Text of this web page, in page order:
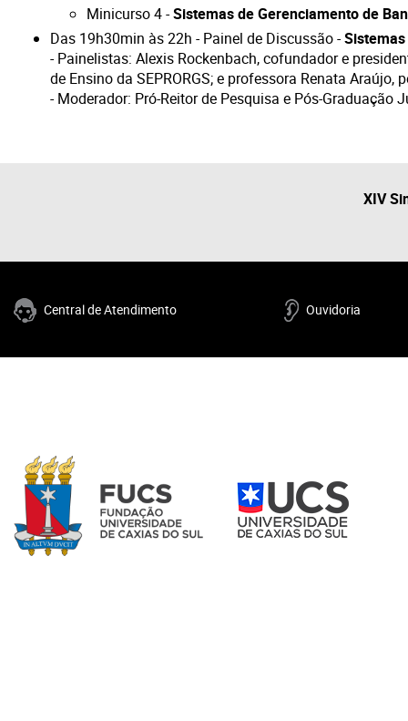
Minicurso 4 -Sistemas de Gerenciamento de
Das 19h30min às 22h - Painel de Discussão -
- Painelistas: Alexis Rockenbach, cofundador e
de Ensino da SEPRORGS; e professora Renata
- Moderador: Pró-Reitor de Pesquisa e Pós-Graduação
XIV
Central de Atendimento Ouvidoria